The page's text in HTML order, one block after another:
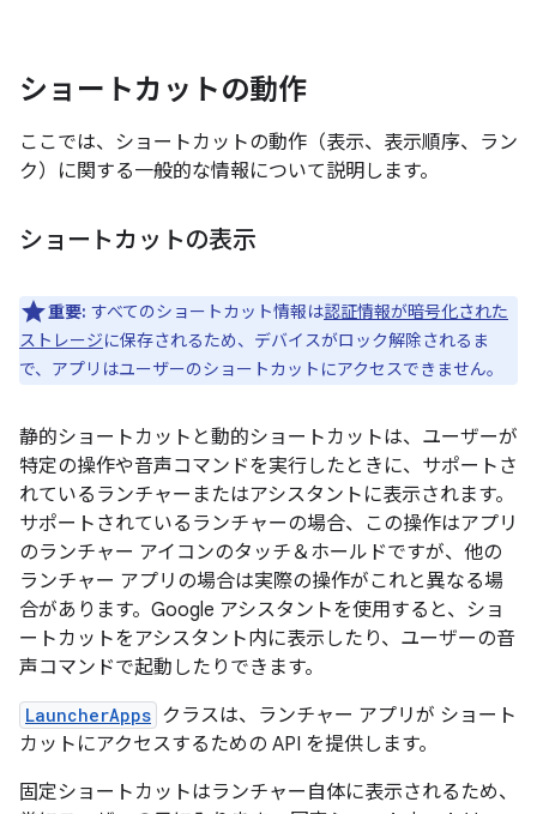
ショートカットの動作
ここでは、ショートカットの動作（表示、表示順序、ラン
ク）に関する一般的な情報について説明します。
ショートカットの表示
重要: すべてのショートカット情報は認証情報が暗号化された
ストレージに保存されるため、デバイスがロック解除されるま
で、アプリはユーザーのショートカットにアクセスできません。
静的ショートカットと動的ショートカットは、ユーザーが
特定の操作や音声コマンドを実行したときに、サポートさ
れているランチャーまたはアシスタントに表示されます。
サポートされているランチャーの場合、この操作はアプリ
のランチャー アイコンのタッチ＆ホールドですが、他の
ランチャー アプリの場合は実際の操作がこれと異なる場
合があります。Google アシスタントを使用すると、ショ
ートカットをアシスタント内に表示したり、ユーザーの音
声コマンドで起動したりできます。
LauncherApps クラスは、ランチャー アプリが ショート
カットにアクセスするための API を提供します。
固定ショートカットはランチャー自体に表示されるため、